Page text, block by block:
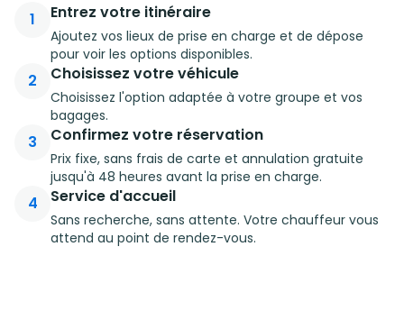
1 Entrez votre itinéraire
Ajoutez vos lieux de prise en charge et de dépose
pour voir les options disponibles.
2 Choisissez votre véhicule
Choisissez l'option adaptée à votre groupe et vos
bagages.
3 Confirmez votre réservation
Prix fixe, sans frais de carte et annulation gratuite
jusqu'à 48 heures avant la prise en charge.
4 Service d'accueil
Sans recherche, sans attente. Votre chauffeur vous
attend au point de rendez-vous.